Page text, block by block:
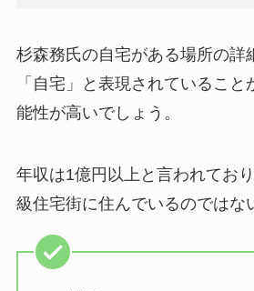
杉森務氏の自宅がある場所の詳
「自宅」と表現されているこ
能性が高いでしょう。
年収は1億円以上と言われてお
級住宅街に住んでいるのではな